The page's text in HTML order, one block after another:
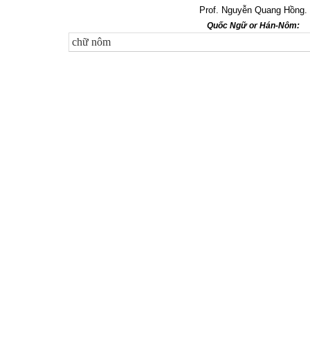
Prof. Nguyễn Quang Hồng.
Quốc Ngữ or Hán-Nôm: